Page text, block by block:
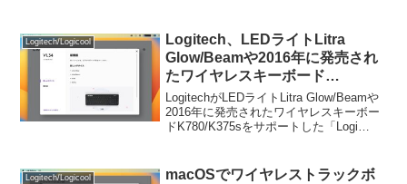
Logitech/Logicool
Logitech、LEDライトLitra
Glow/Beamや2016年に発売され
たワイヤレスキーボード
K780/K375sをサポートした
「Logi Options+ v1.34」をリリ
ース。
LogitechがLEDライトLitra Glow/Beamや
2016年に発売されたワイヤレスキーボー
ドK780/K375sをサポートした「Logi
Logitech/Logicool
macOSでワイヤレストラックボ